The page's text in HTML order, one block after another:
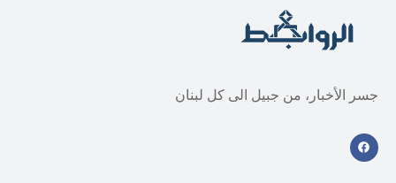
جسر الأخبار، من جبيل الى كل لبنان